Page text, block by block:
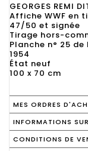
GEORGES REMI
Affiche WWF en
47/50 et signée
Tirage hors-
Planche n° 25
1954
État neuf
100 x 70 cm
MES ORDRES
INFORMATIONS
CONDITIONS DE